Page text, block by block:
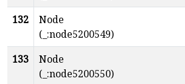
132
Node
(_:node5200549)
133
Node
(_:node5200550)